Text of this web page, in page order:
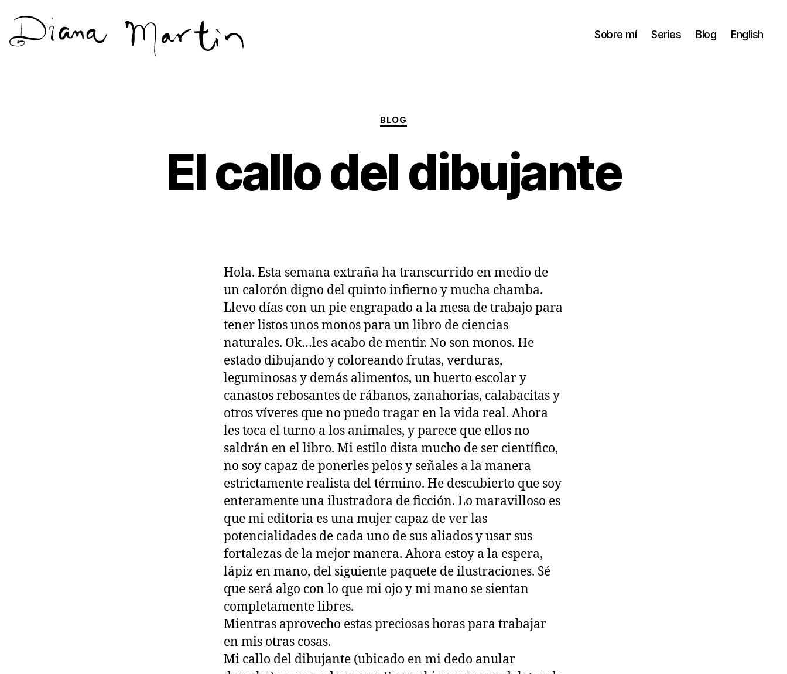
Sobre mí Series Blog English
Categorías
BLOG
El callo del dibujante
Hola. Esta semana extraña ha transcurrido en medio de
un calorón digno del quinto infierno y mucha chamba.
Llevo días con un pie engrapado a la mesa de trabajo para
tener listos unos monos para un libro de ciencias
naturales. Ok…les acabo de mentir. No son monos. He
estado dibujando y coloreando frutas, verduras,
leguminosas y demás alimentos, un huerto escolar y
canastos rebosantes de rábanos, zanahorias, calabacitas y
otros víveres que no puedo tragar en la vida real. Ahora
les toca el turno a los animales, y parece que ellos no
saldrán en el libro. Mi estilo dista mucho de ser científico,
no soy capaz de ponerles pelos y señales a la manera
estrictamente realista del término. He descubierto que soy
enteramente una ilustradora de ficción. Lo maravilloso es
que mi editoria es una mujer capaz de ver las
potencialidades de cada uno de sus aliados y usar sus
fortalezas de la mejor manera. Ahora estoy a la espera,
lápiz en mano, del siguiente paquete de ilustraciones. Sé
que será algo con lo que mi ojo y mi mano se sientan
completamente libres.
Mientras aprovecho estas preciosas horas para trabajar
en mis otras cosas.
Mi callo del dibujante (ubicado en mi dedo anular